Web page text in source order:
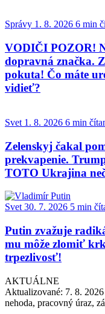
Správy 1. 8. 2026 6 min
VODIČI POZOR!
dopravná značka.
pokuta! Čo máte
vidieť?
Svet 1. 8. 2026 6 min
Zelenskyj čakal
prekvapenie.
TOTO Ukrajina
Svet 30. 7. 2026 5 min
Putin zvažuje
mu môže zlomiť
trpezlivosť!
AKTUÁLNE
Aktualizované: 7. 8.
nehoda, pracovný úraz,